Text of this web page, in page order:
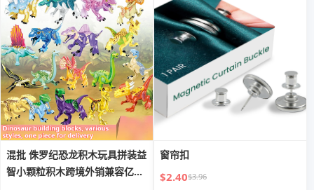
混批 侏罗纪恐龙积木玩具拼装益
智小颗粒积木跨境外销兼容亿高
窗帘扣
$2.40$3.96